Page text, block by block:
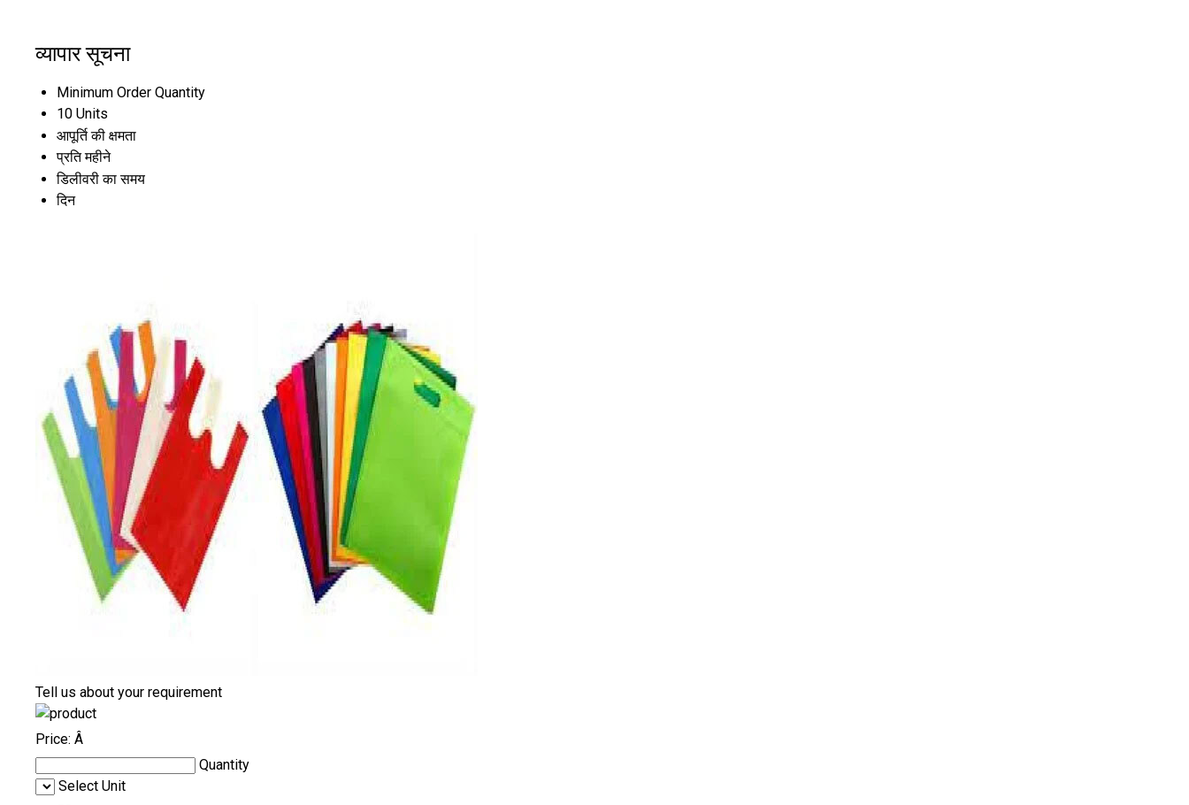
व्यापार सूचना
Minimum Order Quantity
10 Units
आपूर्ति की क्षमता
प्रति महीने
डिलीवरी का समय
दिन
Tell us about your requirement
Price: Â
Quantity
Select Unit